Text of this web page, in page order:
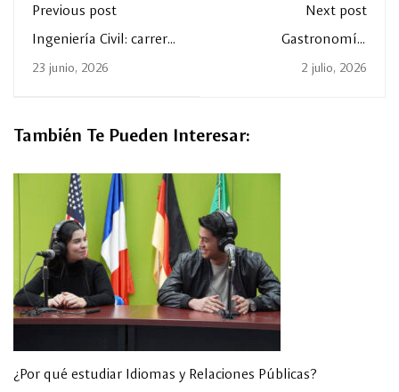
Previous post
Ingeniería Civil: carrera
23 junio, 2026
Next post
Gastronomía:
cultura y liderazgo
2 julio, 2026
También Te Pueden Interesar:
¿Por qué estudiar Idiomas y Relaciones Públicas?